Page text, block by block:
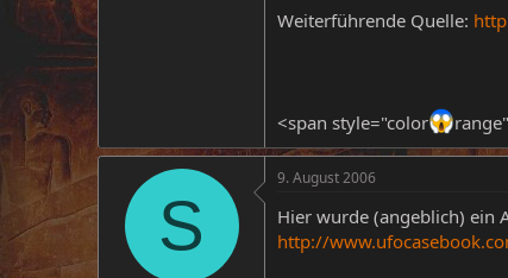
zurück – was schon
Weiterführende Quelle:
<span style="color
S
9. August 2006
Hier wurde (angeblich) ein
http://